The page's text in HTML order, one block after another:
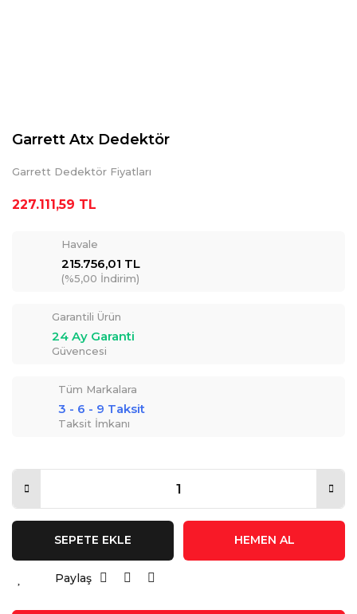
Garrett Atx Dedektör
Garrett Dedektör Fiyatları
227.111,59 TL
Havale
215.756,01 TL
(%5,00 İndirim)
Garantili Ürün
24 Ay Garanti
Güvencesi
Tüm Markalara
3 - 6 - 9 Taksit
Taksit İmkanı
SEPETE EKLE HEMEN AL
Paylaş